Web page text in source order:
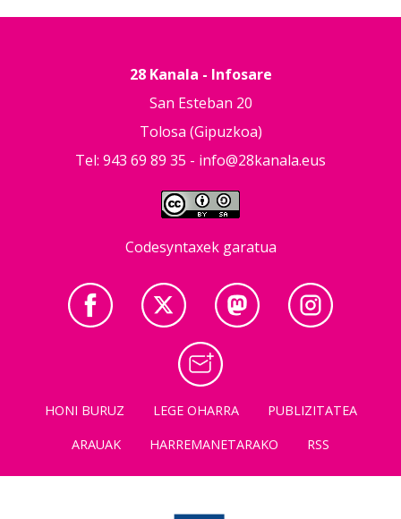
28 Kanala - Infosare
San Esteban 20
Tolosa (Gipuzkoa)
Tel: 943 69 89 35 - info@28kanala.eus
Codesyntaxek garatua
HONI BURUZ LEGE OHARRA
PUBLIZITATEA
ARAUAK
HARREMANETARAKO RSS